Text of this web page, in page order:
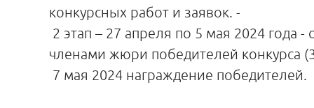
конкурсных работ и заявок. -
2 этап – 27 апреля по 5 мая 2024 года -
членами жюри победителей конкурса
7 мая 2024 награждение победителей.